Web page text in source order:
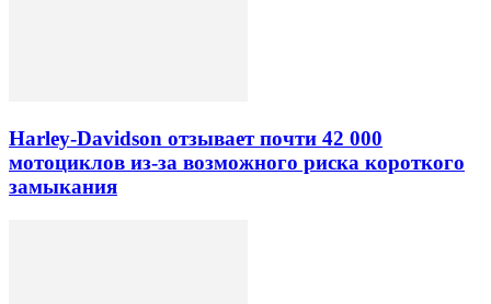
Harley-Davidson отзывает почти 42 000
мотоциклов из-за возможного риска короткого
замыкания